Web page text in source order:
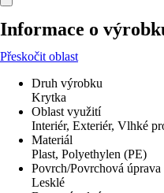
Informace o
Přeskočit oblast
Druh výrobku
Krytka
Oblast využití
Interiér, Exteriér, Vlhké
Materiál
Plast, Polyethylen (PE)
Povrch/Povrchová úprava
Lesklé